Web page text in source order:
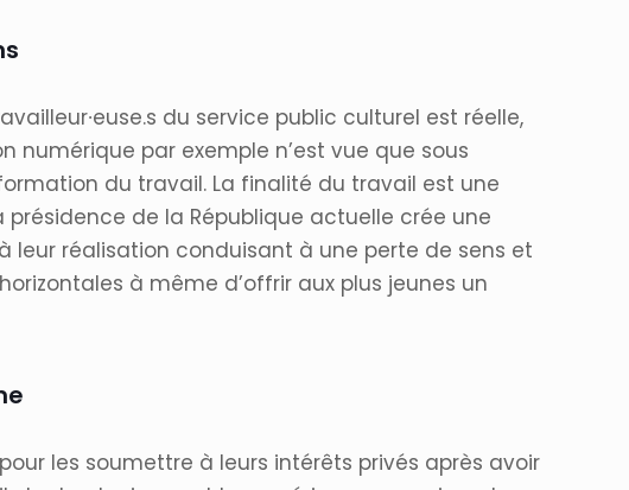
du service public culturel est réelle,
par exemple n’est vue que sous
du travail. La finalité du travail est une
présidence de la République actuelle crée une
réalisation conduisant à une perte de sens et
à même d’offrir aux plus jeunes un
les soumettre à leurs intérêts privés après avoir